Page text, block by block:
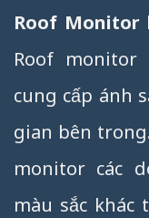
Roof Monitor
Roof
cung cấp ánh
gian bên
monitor các
màu sắc khác